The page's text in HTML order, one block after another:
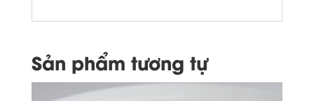
Sản phẩm tương tự